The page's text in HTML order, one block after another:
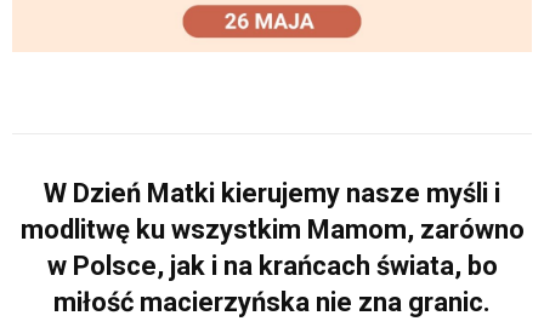
W Dzień Matki kierujemy nasze myśli i
modlitwę ku wszystkim Mamom, zarówno
w Polsce, jak i na krańcach świata, bo
miłość macierzyńska nie zna granic.